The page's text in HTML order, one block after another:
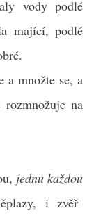
vody podlé
mající, podlé
a množte se, a
na
jednu každou
i zvěř